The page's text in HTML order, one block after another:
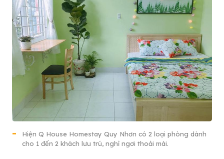
Hiện Q House Homestay Quy Nhơn có 2 loại phòng dành
cho 1 đến 2 khách lưu trú, nghỉ ngơi thoải mái.